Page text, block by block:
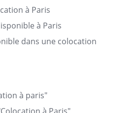
à Paris
à Paris
dans une colocation
à paris"